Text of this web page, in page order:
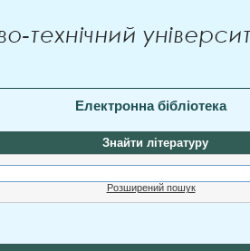
Електронна бібліотека
Знайти літературу
Розширений пошук